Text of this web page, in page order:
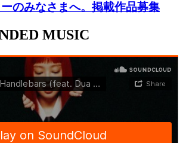
のみなさまへ。掲載作品募集
MUSIC